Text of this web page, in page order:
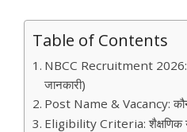
Table of Contents
NBCC Recruitment
जानकारी)
Post Name & Vacancy:
Eligibility Criteria: शैक्षणिक